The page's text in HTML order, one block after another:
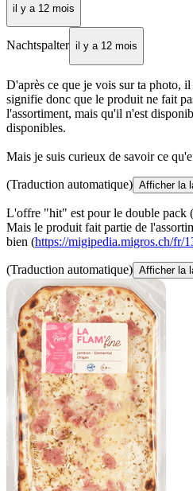
il y a 12 mois
Nachtspalter il y a 12 mois
D'après ce que je vois sur ta photo,
signifie donc que le produit ne fait
l'assortiment, mais qu'il n'est
disponibles.
Mais je suis curieux de savoir ce
(Traduction automatique) Afficher la
L'offre "hit" est pour le double pack
Mais le produit fait partie de
bien (https://migipedia.migros.ch/fr/
(Traduction automatique) Afficher la